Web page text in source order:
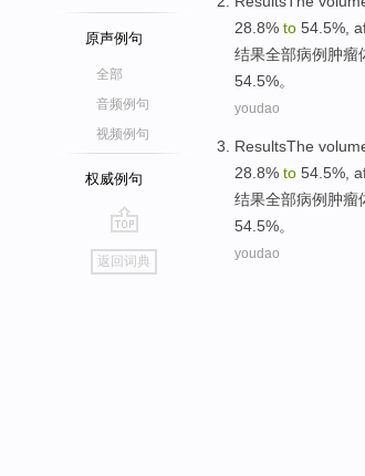
原声例句
全部
音频例句
视频例句
权威例句
go
top
返回词典
28.8% to 54.5%,
结果全部病例 肿瘤
54.5%。
youdao
ResultsThe
28.8% to 54.5%,
结果全部病例肿瘤
54.5%。
youdao